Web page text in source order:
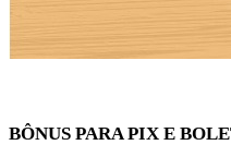
BÔNUS PARA PIX E